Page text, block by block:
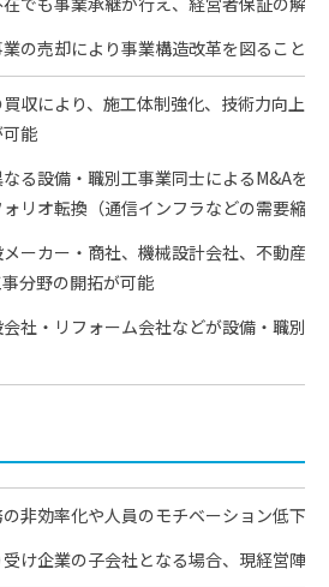
の売却により事業構造改革を図ることが
収により、施工体制強化、技術力向上
能
る設備・職別工事業同士によるM&Aを
リオ転換（通信インフラなどの需要縮
ーカー・商社、機械設計会社、不動産
分野の開拓が可能
社・リフォーム会社などが設備・職別
非効率化や人員のモチベーション低下
け企業の子会社となる場合、現経営陣